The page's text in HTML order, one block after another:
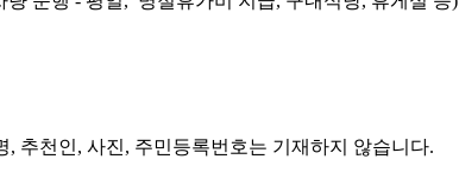
추천인, 사진, 주민등록번호는 기재하지 않습니다.